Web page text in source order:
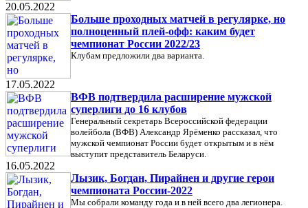
20.05.2022
Больше проходных матчей в регулярке, но
полноценный плей-офф: каким будет
чемпионат России 2022/23
Клубам предложили два варианта.
17.05.2022
ВФВ подтвердила расширение мужской
суперлиги до 16 клубов
Генеральный секретарь Всероссийской федерации
волейбола (ВФВ) Александр Ярёменко рассказал, что
мужской чемпионат России будет открытым и в нём
выступит представитель Беларуси.
16.05.2022
Лызик, Богдан, Пирайнен и другие герои
чемпионата России-2022
Мы собрали команду года и в ней всего два легионера.